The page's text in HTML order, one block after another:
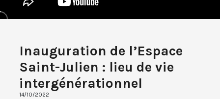
Inauguration de l’Espace
Saint-Julien : lieu de vie
intergénérationnel
14/10/2022